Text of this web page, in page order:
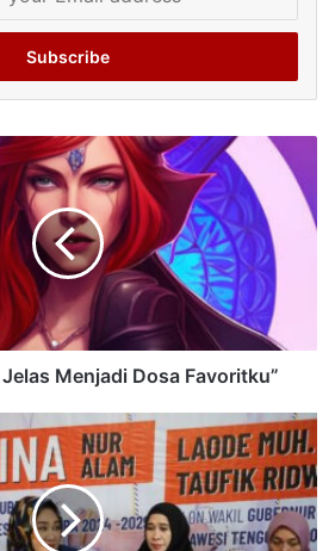
Menjadi Dosa Favoritku”